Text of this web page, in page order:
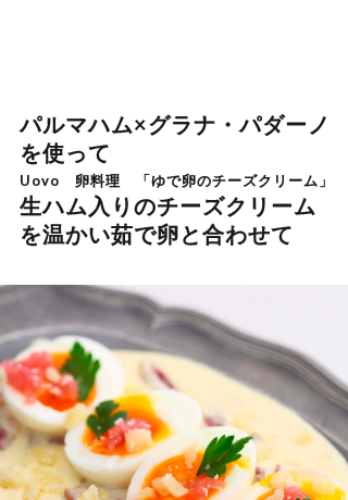
パルマハム×グラナ・パダーノ
を使って
Uovo 卵料理 「ゆで卵のチーズクリーム」
生ハム入りのチーズクリーム
を温かい茹で卵と合わせて